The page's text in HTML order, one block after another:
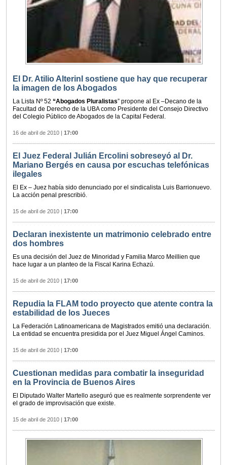
El Dr. Atilio AlterinI sostiene que hay que recuperar
la imagen de los Abogados
La Lista Nº 52 “Abogados Pluralistas” propone al Ex –Decano de la
Facultad de Derecho de la UBA como Presidente del Consejo Directivo
del Colegio Público de Abogados de la Capital Federal.
16 de abril de 2010 | 17:00
El Juez Federal Julián Ercolini sobreseyó al Dr.
Mariano Bergés en causa por escuchas telefónicas
ilegales
El Ex – Juez había sido denunciado por el sindicalista Luis Barrionuevo.
La acción penal prescribió.
15 de abril de 2010 | 17:00
Declaran inexistente un matrimonio celebrado entre
dos hombres
Es una decisión del Juez de Minoridad y Familia Marco Meillien que
hace lugar a un planteo de la Fiscal Karina Echazú.
15 de abril de 2010 | 17:00
Repudia la FLAM todo proyecto que atente contra la
estabilidad de los Jueces
La Federación Latinoamericana de Magistrados emitió una declaración.
La entidad se encuentra presidida por el Juez Miguel Ángel Caminos.
15 de abril de 2010 | 17:00
Cuestionan medidas para combatir la inseguridad
en la Provincia de Buenos Aires
El Diputado Walter Martello aseguró que es realmente sorprendente ver
el grado de improvisación que existe.
15 de abril de 2010 | 17:00